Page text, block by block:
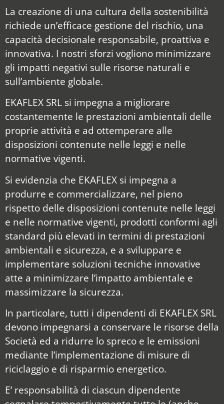
La creazione di una cultura della sostenibilità
richiede un’efficace gestione del rischio, una
capacità decisionale responsabile, proattiva e
innovativa. I nostri sforzi vogliono minimizzare
gli impatti negativi sulle risorse naturali e
sull’ambiente globale.
EKAFLEX SRL si impegna a migliorare
costantemente le prestazioni ambientali delle
proprie attività e ad ottemperare alle
disposizioni contenute nelle leggi e nelle
normative vigenti.
Si evidenzia che EKAFLEX si impegna a
produrre e commercializzare, nel pieno
rispetto delle disposizioni contenute nelle leggi
e nelle normative vigenti, prodotti conformi agli
standard più elevati in termini di prestazioni
ambientali e sicurezza, e a sviluppare e
implementare soluzioni tecniche innovative
atte a minimizzare l’impatto ambientale e
massimizzare la sicurezza.
In particolare, tutti i dipendenti di EKAFLEX SRL
devono impegnarsi a conservare le risorse della
Società ed a ridurre lo spreco e le emissioni
mediante l’implementazione di misure di
riciclaggio e di risparmio energetico.
E’ responsabilità di ciascun dipendente